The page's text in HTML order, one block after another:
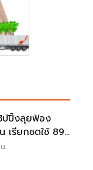
ปปิ้งลุยฟ้อง
เรียกชดใช้ 89
.